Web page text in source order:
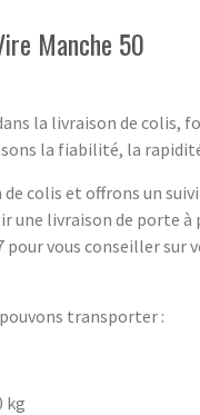
Manche 50
la livraison de
la fiabilité, la
colis et offrons un
une livraison de porte
pour vous conseiller sur
transporter :
kg